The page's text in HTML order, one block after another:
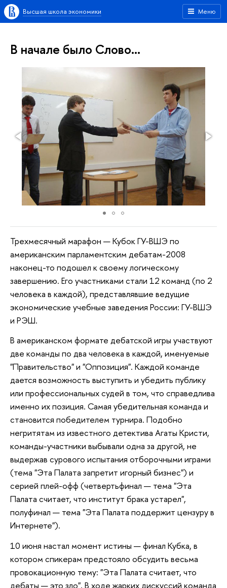
Меню
Высшая школа экономики
В начале было Слово…
Трехмесячный марафон — Кубок ГУ-ВШЭ по
американским парламентским дебатам-2008
наконец-то подошел к своему логическому
завершению. Его участниками стали 12 команд (по 2
человека в каждой), представлявшие ведущие
экономические учебные заведения России: ГУ-ВШЭ
и РЭШ.
В американском формате дебатской игры участвуют
две команды по два человека в каждой, именуемые
"Правительство" и "Оппозиция". Каждой команде
дается возможность выступить и убедить публику
или профессиональных судей в том, что справедлива
именно их позиция. Самая убедительная команда и
становится победителем турнира. Подобно
негритятам из известного детектива Агаты Кристи,
команды-участники выбывали одна за другой, не
выдержав сурового испытания отборочными играми
(тема "Эта Палата запретит игорный бизнес") и
серией плей-офф (четвертьфинал — тема "Эта
Палата считает, что институт брака устарел",
полуфинал — тема "Эта Палата поддержит цензуру в
Интернете").
10 июня настал момент истины — финал Кубка, в
котором спикерам предстояло обсудить весьма
провокационную тему: "Эта Палата считает, что
дебаты — это зло". В ходе жарких дискуссий команда